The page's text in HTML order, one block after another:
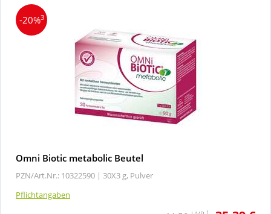
-20%3
Omni Biotic metabolic Beutel
PZN/Art.Nr.: 10322590 | 30X3 g, Pulver
Pflichtangaben
1